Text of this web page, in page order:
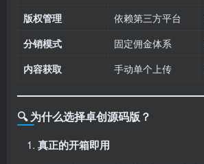
版权管理
依赖第三方平台
分销模式
固定佣金体系
内容获取
手动单个上传
🔍 为什么选择卓创源码版？
真正的开箱即用